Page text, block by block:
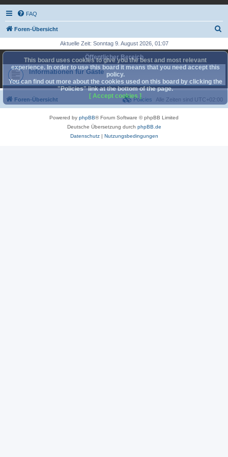
FAQ
Foren-Übersicht
c
h
Aktuelle Zeit: Sonntag 9. August 2026, 01:07
Öffentlicher Bereich
Informationen für Gäste
This board uses cookies to give you the best and most relevant
experience. In order to use this board it means that you need accept this
policy.
You can find out more about the cookies used on this board by clicking the
"Policies" link at the bottom of the page.
[ Accept cookies ]
Foren-Übersicht Alle Zeiten sind UTC+02:00
Policies
Powered by phpBB® Forum Software © phpBB Limited
Deutsche Übersetzung durch phpBB.de
Datenschutz| Nutzungsbedingungen